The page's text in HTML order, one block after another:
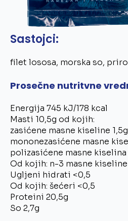
Sastojci:
filet lososa, morska so,
Prosečne nutritvne
Energija 745 kJ/178 kcal
Masti 10,5g od kojih:
zasićene masne kiseline 1,5g
mononezasićene masne
polizasićene masne kiselina
Od kojih: n-3 masne kiseline
Ugljeni hidrati <0,5
Od kojih: šećeri <0,5
Proteini 20,5g
So 2,7g